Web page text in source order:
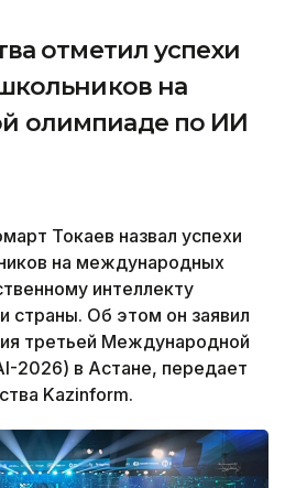
отметил успехи
на
олимпиаде по ИИ
Токаев назвал успехи
на международных
интеллекту
страны. Об этом он заявил
третьей Международной
2026) в Астане, передает
Kazinform.